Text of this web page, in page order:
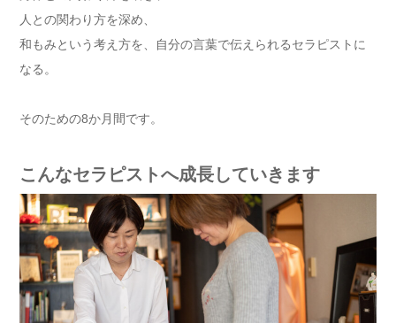
人との関わり方を深め、
和もみという考え方を、自分の言葉で伝えられるセラピストに
なる。
そのための8か月間です。
こんなセラピストへ成長していきます